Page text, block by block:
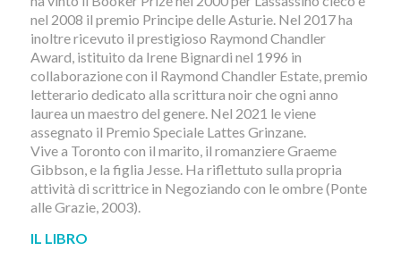
nel 2008 il premio Principe delle Asturie. Nel 2017 ha
inoltre ricevuto il prestigioso Raymond Chandler
Award, istituito da Irene Bignardi nel 1996 in
collaborazione con il Raymond Chandler Estate, premio
letterario dedicato alla scrittura noir che ogni anno
laurea un maestro del genere. Nel 2021 le viene
assegnato il Premio Speciale Lattes Grinzane.
Vive a Toronto con il marito, il romanziere Graeme
Gibbson, e la figlia Jesse. Ha riflettuto sulla propria
attività di scrittrice in Negoziando con le ombre (Ponte
alle Grazie, 2003).
IL LIBRO